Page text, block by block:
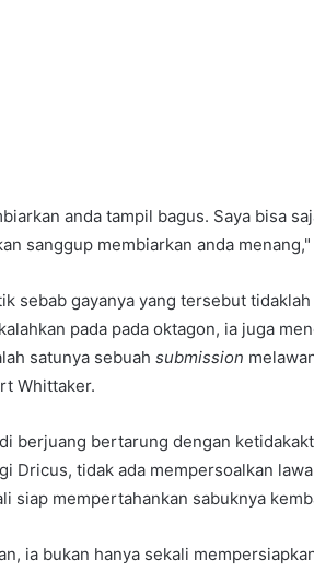
anda tampil bagus. Saya bisa
sanggup membiarkan anda menang,"
sebab gayanya yang tersebut
pada pada oktagon, ia juga
satunya sebuah submission
Whittaker.
berjuang bertarung dengan
Dricus, tidak ada mempersoalkan
siap mempertahankan sabuknya
ia bukan hanya sekali